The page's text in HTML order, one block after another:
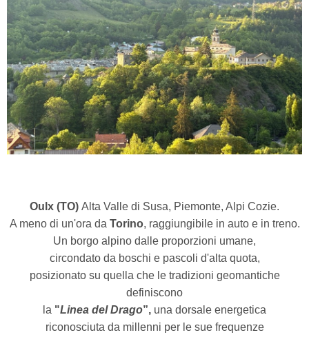
Oulx (TO) Alta Valle di Susa, Piemonte, Alpi Cozie.
A meno di un'ora da Torino, raggiungibile in auto e in treno.
Un borgo alpino dalle proporzioni umane,
circondato da boschi e pascoli d'alta quota,
posizionato su quella che le tradizioni geomantiche
definiscono
la "Linea del Drago”, una dorsale energetica
riconosciuta da millenni per le sue frequenze